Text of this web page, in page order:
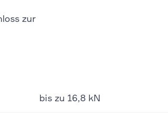
zur
bis zu 16,8 kN